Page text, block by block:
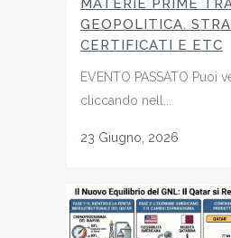
GEOPOLITICA.
CERTIFICATI E ETC
EVENTO PASSATO Puoi
cliccando nell...
23 Giugno, 2026